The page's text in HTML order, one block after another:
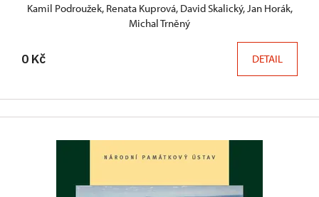
Kamil Podroužek, Renata Kuprová, David Skalický, Jan Horák,
Michal Trněný
0 Kč DETAIL